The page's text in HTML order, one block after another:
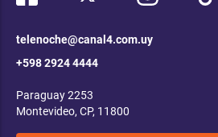
telenoche@canal4.com.uy
+598 2924 4444
Paraguay 2253
Montevideo, CP, 11800